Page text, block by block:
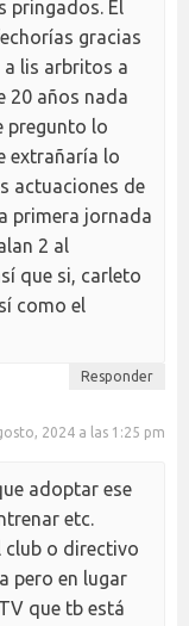
pringados. El
gracias
a lis arbritos a
20 años nada
pregunto lo
extrañaría lo
actuaciones de
primera jornada
2 al
que si, carleto
como el
Responder
2024 a las 1:25 pm
adoptar ese
etc.
club o directivo
pero en lugar
que tb está